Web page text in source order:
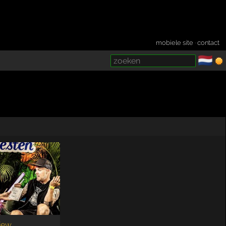
mobiele site ·contact
🇳🇱